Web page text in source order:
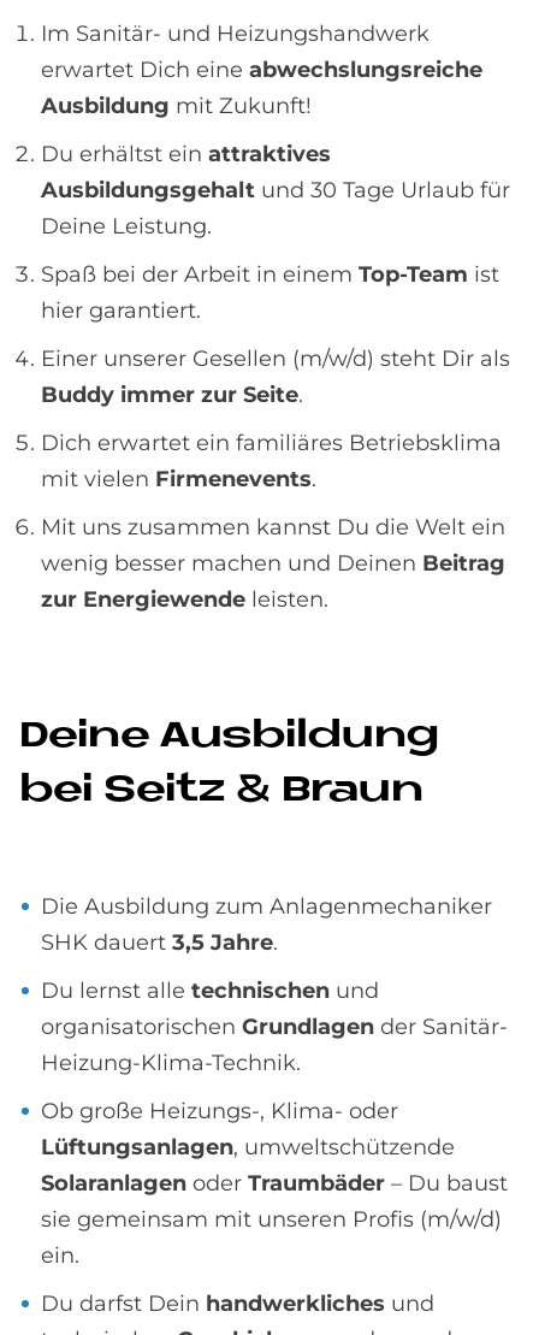
Im Sanitär- und Heizungshandwerk
erwartet Dich eine abwechslungsreiche
Ausbildung mit Zukunft!
Du erhältst ein attraktives
Ausbildungsgehalt und 30 Tage Urlaub für
Deine Leistung.
Spaß bei der Arbeit in einem Top-Team ist
hier garantiert.
Einer unserer Gesellen (m/w/d) steht Dir als
Buddy immer zur Seite.
Dich erwartet ein familiäres Betriebsklima
mit vielen Firmenevents.
Mit uns zusammen kannst Du die Welt ein
wenig besser machen und Deinen Beitrag
zur Energiewende leisten.
De­i­ne Aus­bil­dung
bei Seitz & Braun
Die Ausbildung zum Anlagenmechaniker
SHK dauert 3,5 Jahre.
Du lernst alle technischen und
organisatorischen Grundlagen der Sanitär-
Heizung-Klima-Technik.
Ob große Heizungs-, Klima- oder
Lüftungsanlagen, umweltschützende
Solaranlagen oder Traumbäder – Du baust
sie gemeinsam mit unseren Profis (m/w/d)
ein.
Du darfst Dein handwerkliches und